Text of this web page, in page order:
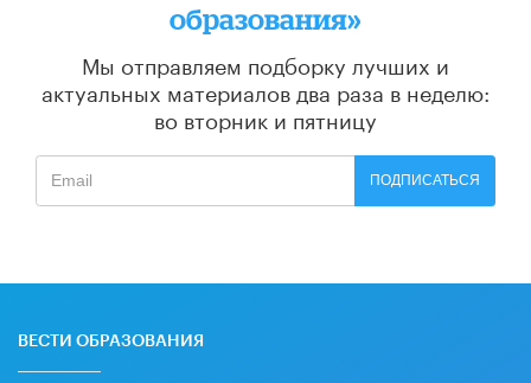
образования»
Мы отправляем подборку лучших и
актуальных материалов два раза в неделю:
во вторник и пятницу
ПОДПИСАТЬСЯ
ВЕСТИ ОБРАЗОВАНИЯ